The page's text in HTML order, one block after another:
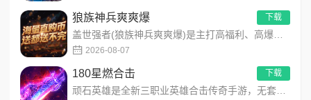
狼族神兵爽爽爆
2026-08-07
下载
180星燃合击 下载